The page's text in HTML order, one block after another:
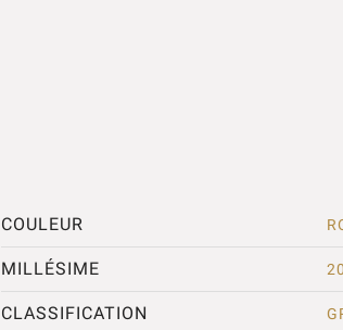
COULEUR
MILLÉSIME
CLASSIFICATION